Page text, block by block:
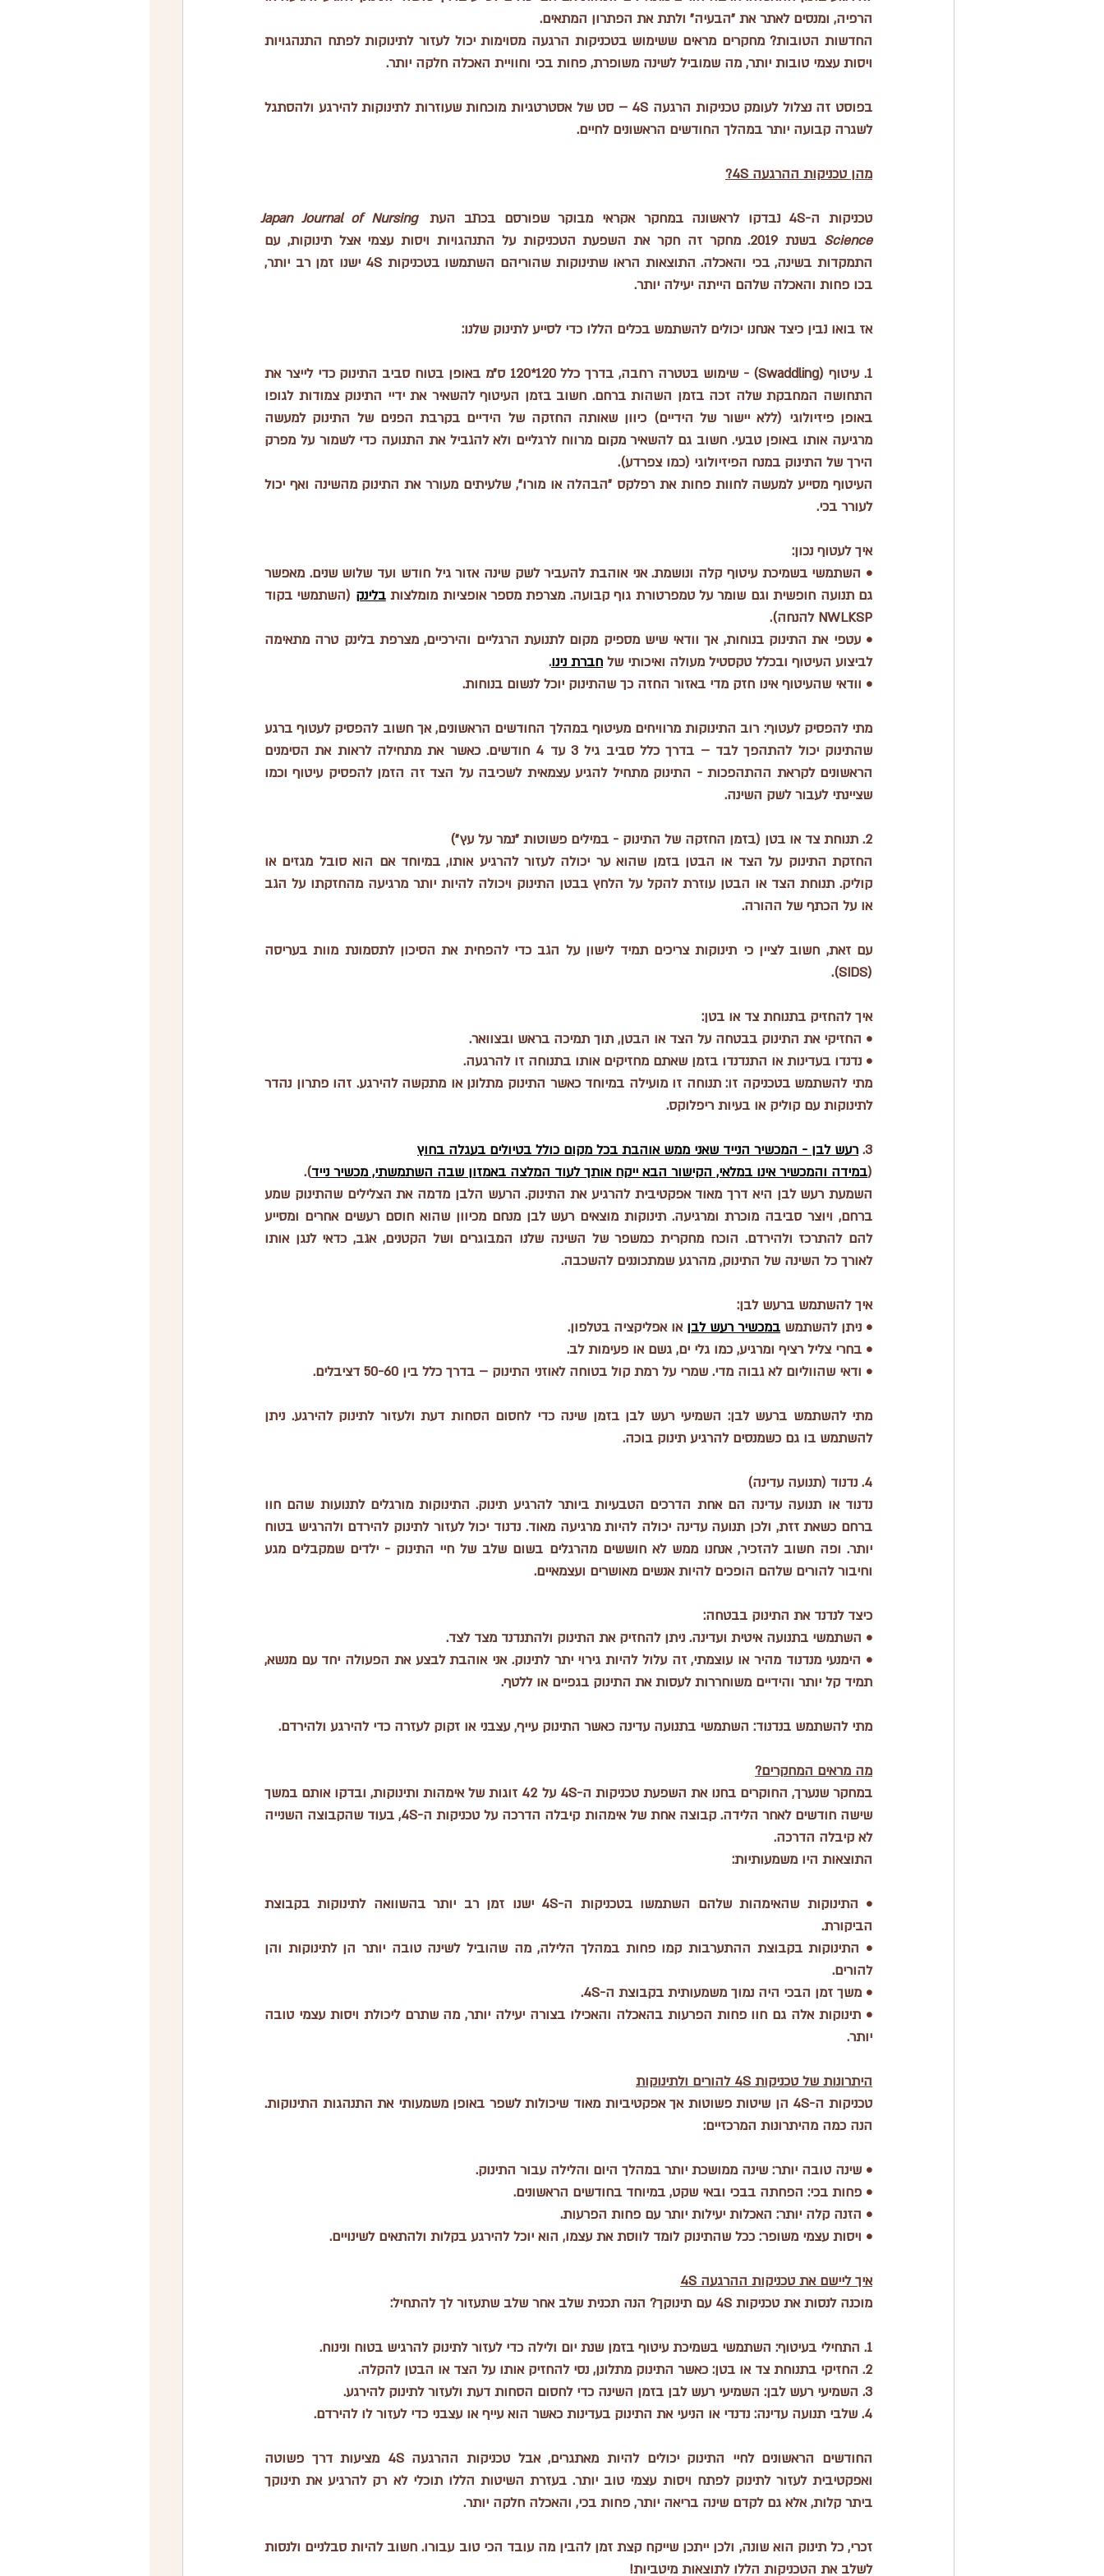
הרפיה, ומנסים לאתר את ״הבעיה״ ולתת את הפתרון המתאים.
ויסות עצמי טובות יותר, מה שמוביל לשינה משופרת, פחות בכי וחוויית האכלה חלקה יותר.
בפוסט זה נצלול לעומק טכניקות הרגעה 4S
לשגרה קבועה יותר במהלך החודשים הראשונים לחיים.
מהן טכניקות ההרגעה 4S?
טכניקות ה-4S נבדקו לראשונה במחקר אקראי מבוקר שפורסם בכתב העת
Japan Journal of Nursing
Science
בכו פחות והאכלה שלהם הייתה יעילה יותר.
אז בואו נבין כיצד אנחנו יכולים להשתמש בכלים הללו כדי לסייע לתינוק שלנו:
הירך של התינוק במנח הפיזיולוגי (כמו צפרדע).
לעורר בכי.
איך לעטוף נכון:
גם תנועה חופשית וגם שומר על טמפרטורת גוף קבועה. מצרפת מספר אופציות מומלצות בלינק
NWLKSP להנחה).
לביצוע העיטוף ובכלל טקסטיל מעולה ואיכותי של חברת נינו.
• וודאי שהעיטוף אינו חזק מדי באזור החזה כך שהתינוק יוכל לנשום בנוחות.
מתי להפסיק לעטוף:
שציינתי לעבור לשק השינה.
2. תנוחת צד או בטן (בזמן החזקה של התינוק - במילים פשוטות ״נמר על עץ״)
או על הכתף של ההורה.
עם זאת, חשוב לציין כי תינוקות צריכים תמיד לישון על הגב
(SIDS).
איך להחזיק בתנוחת צד או בטן:
• החזיקי את התינוק בבטחה על הצד או הבטן, תוך תמיכה בראש ובצוואר.
• נדנדו בעדינות או התנדנדו בזמן שאתם מחזיקים אותו בתנוחה זו להרגעה.
מתי להשתמש בטכניקה זו:
לתינוקות עם קוליק או בעיות ריפלוקס.
3. רעש לבן - המכשיר הנייד שאני ממש אוהבת בכל מקום כולל בטיולים בעגלה בחוץ
(במידה והמכשיר אינו במלאי, הקישור הבא ייקח אותך לעוד המלצה באמזון שבה השתמשתי, מכשיר נייד).
לאורך כל השינה של התינוק, מהרגע שמתכוננים להשכבה.
איך להשתמש ברעש לבן:
• ניתן להשתמש במכשיר רעש לבן או אפליקציה בטלפון.
• בחרי צליל רציף ומרגיע, כמו גלי ים, גשם או פעימות לב.
• ודאי שהווליום לא גבוה מדי. שמרי על רמת קול בטוחה לאוזני התינוק – בדרך כלל בין 50-60 דציבלים.
מתי להשתמש ברעש לבן:
להשתמש בו גם כשמנסים להרגיע תינוק בוכה.
4. נדנוד (תנועה עדינה)
וחיבור להורים שלהם הופכים להיות אנשים מאושרים ועצמאיים.
כיצד לנדנד את התינוק בבטחה:
• השתמשי בתנועה איטית ועדינה. ניתן להחזיק את התינוק ולהתנדנד מצד לצד.
תמיד קל יותר והידיים משוחררות לעסות את התינוק בגפיים או ללטף.
מתי להשתמש בנדנוד: השתמשי בתנועה עדינה כאשר התינוק עייף, עצבני או זקוק לעזרה כדי להירגע ולהירדם.
מה מראים המחקרים?
לא קיבלה הדרכה.
התוצאות היו משמעותיות:
• התינוקות שהאימהות שלהם השתמשו בטכניקות ה-4S ישנו זמן רב יותר
הביקורת.
• התינוקות בקבוצת ההתערבות קמו פחות במהלך הלילה
להורים.
• משך זמן הבכי היה נמוך משמעותית בקבוצת ה-4S.
• תינוקות אלה גם חוו פחות הפרעות בהאכלה
יותר.
היתרונות של טכניקות 4S להורים ולתינוקות
הנה כמה מהיתרונות המרכזיים:
• שינה טובה יותר: שינה ממושכת יותר במהלך היום והלילה עבור התינוק.
• פחות בכי: הפחתה בבכי ובאי שקט, במיוחד בחודשים הראשונים.
• הזנה קלה יותר: האכלות יעילות יותר עם פחות הפרעות.
• ויסות עצמי משופר: ככל שהתינוק לומד לווסת את עצמו, הוא יוכל להירגע בקלות ולהתאים לשינויים.
איך ליישם את טכניקות ההרגעה 4S
מוכנה לנסות את טכניקות 4S עם תינוקך? הנה תכנית שלב אחר שלב שתעזור לך להתחיל:
1. התחילי בעיטוף: השתמשי בשמיכת עיטוף בזמן שנת יום ולילה כדי לעזור לתינוק להרגיש בטוח ונינוח.
2. החזיקי בתנוחת צד או בטן: כאשר התינוק מתלונן, נסי להחזיק אותו על הצד או הבטן להקלה.
3. השמיעי רעש לבן: השמיעי רעש לבן בזמן השינה כדי לחסום הסחות דעת ולעזור לתינוק להירגע.
4. שלבי תנועה עדינה: נדנדי או הניעי את התינוק בעדינות כאשר הוא עייף או עצבני כדי לעזור לו להירדם.
ביתר קלות, אלא גם לקדם שינה בריאה יותר, פחות בכי, והאכלה חלקה יותר.
לשלב את הטכניקות הללו לתוצאות מיטביות!